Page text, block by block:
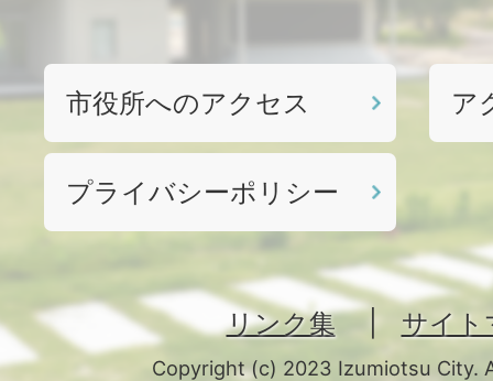
市役所へのアクセス ア
プライバシーポリシー
リンク集 サイト
Copyright (c) 2023 Izumiotsu City.